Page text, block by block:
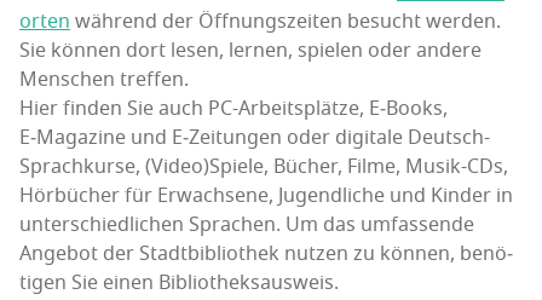
or­tenwäh­rend der Öff­nungs­zei­ten besucht werden.
Sie kön­nen dort lesen, ler­nen, spie­len oder ande­re
Men­schen treffen.
Hier fin­den Sie auch PC-Arbeits­plät­ze, E‑Books,
E‑Magazine und E‑Zeitungen oder digi­ta­le Deutsch-
Sprach­­kur­se, (Video)Spiele, Bücher, Fil­me, Musik-CDs,
Hör­bü­cher für Erwach­se­ne, Jugend­li­che und Kin­der in
unter­schied­li­chen Spra­chen. Um das umfas­sen­de
Ange­bot der Stadt­bi­blio­thek nut­zen zu kön­nen, benö­
ti­gen Sie einen Bibliotheksausweis.